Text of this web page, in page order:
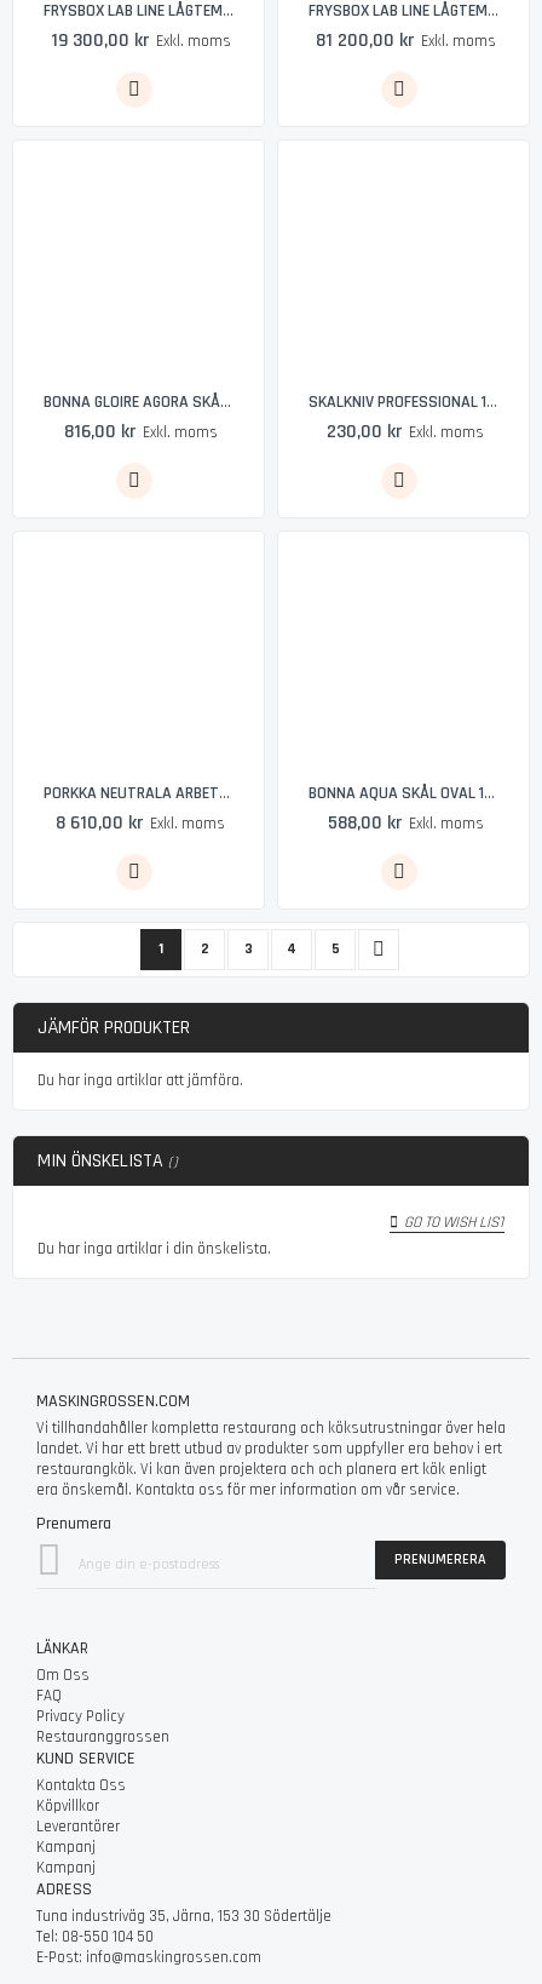
FRYSBOX LAB LINE LÅGTEMPERATURFRYS UNI 11 - COLIA
19 300,00 kr Exkl. moms
FRYSBOX LAB LINE LÅGTEMPERATURFRYS LAB 11 - COLIA
81 200,00 kr Exkl. moms
BONNA GLOIRE AGORA SKÅL 11 CM 12 PACK
816,00 kr Exkl. moms
SKALKNIV PROFESSIONAL 11 CM
230,00 kr Exkl. moms
PORKKA NEUTRALA ARBETSBORD MED HO WTS-96/11 L B
8 610,00 kr Exkl. moms
BONNA AQUA SKÅL OVAL 11 CM
588,00 kr Exkl. moms
You're currently reading page
1 Sida
2 Sida
3 Sida
4 Sida
5
JÄMFÖR PRODUKTER
Du har inga artiklar att jämföra.
MIN ÖNSKELISTA
GO TO WISH LIST
Du har inga artiklar i din önskelista.
MASKINGROSSEN.COM
Vi tillhandahåller kompletta restaurang och köksutrustningar över hela
landet. Vi har ett brett utbud av produkter som uppfyller era behov i ert
restaurangkök. Vi kan även projektera och och planera ert kök enligt
era önskemål. Kontakta oss för mer information om vår service.
Prenumera
Sign
Up
for
PRENUMERERA
LÄNKAR
Om Oss
FAQ
Privacy Policy
Restauranggrossen
KUND SERVICE
Kontakta Oss
Köpvillkor
Leverantörer
Kampanj
Kampanj
ADRESS
Tuna industriväg 35, Järna, 153 30 Södertälje
Tel: 08-550 104 50
E-Post: info@maskingrossen.com